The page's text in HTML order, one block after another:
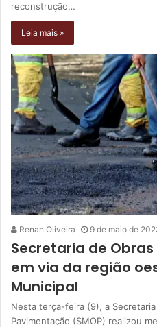
reconstrução…
Leia mais »
Renan Oliveira 9 de maio de
Secretaria de
em via da região
Municipal
Nesta terça-feira (9), a
Pavimentação (SMOP) realizou